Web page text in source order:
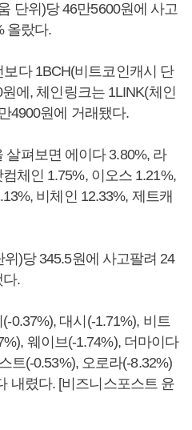
단위)당 46만5600원에 사고
올랐다.
다 1BCH(비트코인캐시 단
에, 체인링크는 1LINK(체인
4900원에 거래됐다.
펴보면 에이다 3.80%, 라
체인 1.75%, 이오스 1.21%,
비체인 12.33%, 제트캐
)당 345.5원에 사고팔려 24
다.
0.37%), 대시(-1.71%), 비트
웨이브(-1.74%), 더마이다
트(-0.53%), 오로라(-8.32%)
내렸다. [비즈니스포스트 윤